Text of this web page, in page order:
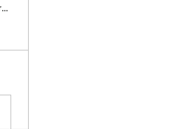
TEZAUR TZRK111-Z113 stalčių blokas su ratukais